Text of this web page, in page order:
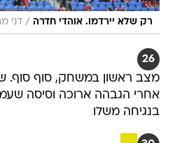
רק שלא יירדמו. אוהדי חדרה / דני
26
מצב ראשון במשחק, סוף סוף.
אחרי הגבהה ארוכה וסיסה
בנגיחה משלו